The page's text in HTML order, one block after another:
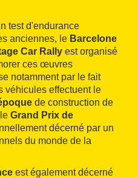
test d'endurance
anciennes, le Barcelone
Car Rally est organisé
ces œuvres
notamment par le fait
véhicules effectuent le
de construction de
Grand Prix de
décerné par un
du monde de la
est également décerné